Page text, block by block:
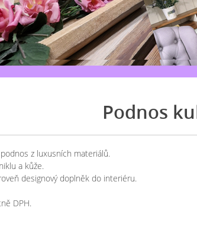
Podnos
z luxusních materiálů.
a kůže.
designový doplněk do interiéru.
DPH.